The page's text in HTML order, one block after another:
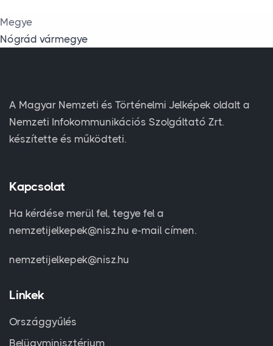
Megye
Nógrád vármegye
A Magyar Nemzeti és Történelmi Jelképek oldalt a
Nemzeti Infokommunikációs Szolgáltató Zrt.
készítette és működteti.
Kapcsolat
Ha kérdése merül fel, tegye fel a
nemzetijelkepek@nisz.hu e-mail címen.
nemzetijelkepek@nisz.hu
Linkek
Országgyűlés
Belügyminisztérium